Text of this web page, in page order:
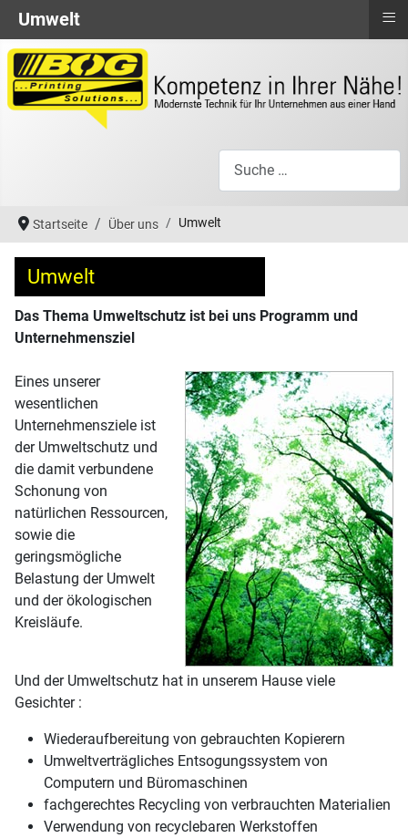
Startseite Über uns Umwelt
Umwelt
Das Thema Umweltschutz ist bei uns Programm und
Unternehmensziel
Eines unserer
wesentlichen
Unternehmensziele ist
der Umweltschutz und
die damit verbundene
Schonung von
natürlichen Ressourcen,
sowie die
geringsmögliche
Belastung der Umwelt
und der ökologischen
Kreisläufe.
Und der Umweltschutz hat in unserem Hause viele
Gesichter :
Wiederaufbereitung von gebrauchten Kopierern
Umweltverträgliches Entsogungssystem von
Computern und Büromaschinen
fachgerechtes Recycling von verbrauchten Materialien
Verwendung von recyclebaren Werkstoffen
Umwelt ≡